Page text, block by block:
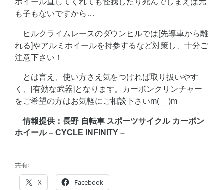
も子もないですから…
ヒルクライムレースのダウンヒルでは[先導車から離
れる]やアルミホイールを持参するなど対策し、十分ご
注意下さい！
とは言え、使い方さえ気をつければ取り扱いやす
く、[有効な武器]となります。カーボンクリンチャー
をご希望の方はお気軽にご相談下さいm(__)m
情報提供：長野 自転車 スポーツサイクル カーボン
ホイール – CYCLE INFINITY –
共有:
X Facebook